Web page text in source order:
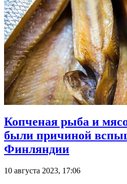
Копченая рыба и
были причиной
Финляндии
10 августа 2023, 17:06